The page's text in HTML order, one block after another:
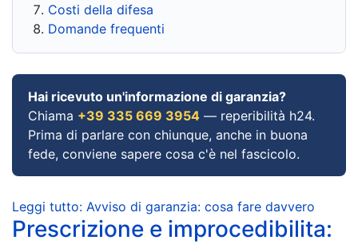
Costi della difesa
Domande frequenti
Hai ricevuto un'informazione di garanzia?
Chiama +39 335 669 3954 — reperibilità h24.
Prima di parlare con chiunque, anche in buona
fede, conviene sapere cosa c'è nel fascicolo.
Leggi tutto: Avviso di garanzia: cosa fare davvero
Prescrizione e improcedibilita: